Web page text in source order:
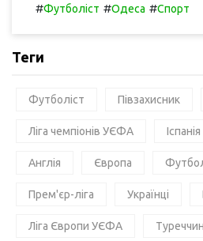
#Футболіст #Одеса #Спорт
Теги
Футболіст Півзахисник
Ліга чемпіонів УЄФА Іспанія
Англія Європа
Прем'єр-ліга Українці
Ліга Європи УЄФА